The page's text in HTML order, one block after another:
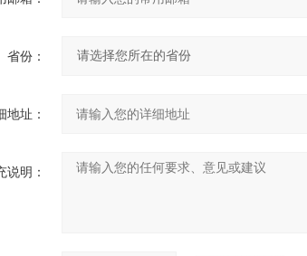
省份：
地址：
说明：